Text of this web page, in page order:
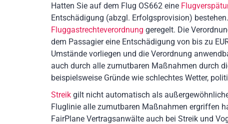
Hatten Sie auf dem Flug OS662 eine
Entschädigung (abzgl. Erfolgsprovision)
Fluggastrechteverordnung geregelt. Die
dem Passagier eine Entschädigung von bis zu
Umstände vorliegen und die Verordnung
auch durch alle zumutbaren Maßnahmen durch
beispielsweise Gründe wie schlechtes Wetter,
Streik gilt nicht automatisch als
Fluglinie alle zumutbaren Maßnahmen ergriffen
FairPlane Vertragsanwälte auch bei Streik und